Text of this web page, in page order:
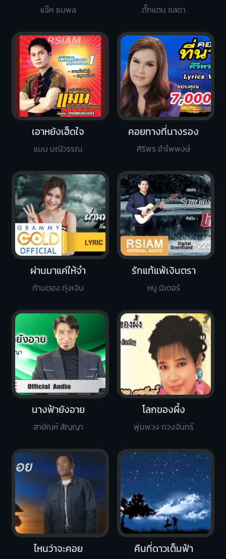
แจ๊ค ธนพล ตั๊กแตน ชลดา
เอาหยังเฮ็ดใจ
แมน มณีวรรณ
คอยทางที่นางรอง
ศิริพร อำไพพงษ์
ผ่านมาแค่ให้จำ
ก้านตอง ทุ่งเงิน
รักแท้แพ้เงินตรา
หนู มิเตอร์
นางฟ้ายังอาย
สายัณห์ สัญญา
โลกของผึ้ง
พุ่มพวง ดวงจันทร์
ไหนว่าจะคอย คืนที่ดาวเต็มฟ้า